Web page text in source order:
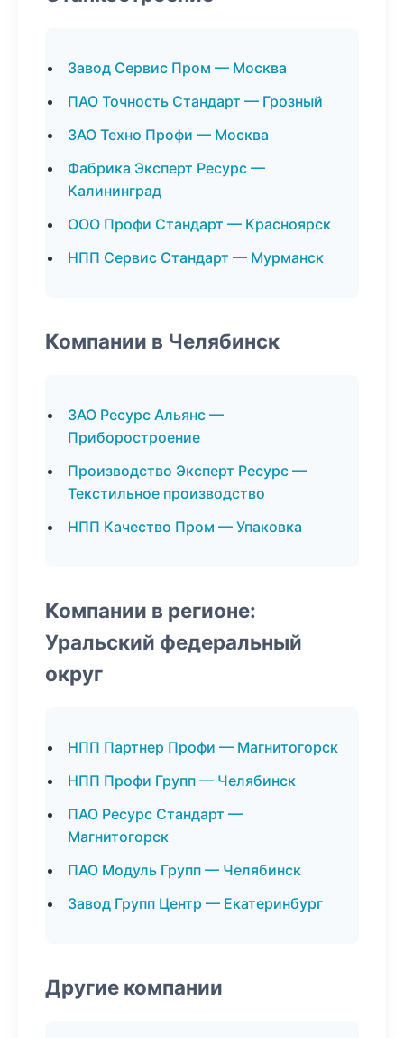
Завод Сервис Пром — Москва
ПАО Точность Стандарт — Грозный
ЗАО Техно Профи — Москва
Фабрика Эксперт Ресурс —
Калининград
ООО Профи Стандарт — Красноярск
НПП Сервис Стандарт — Мурманск
Компании в Челябинск
ЗАО Ресурс Альянс —
Приборостроение
Производство Эксперт Ресурс —
Текстильное производство
НПП Качество Пром — Упаковка
Компании в регионе:
Уральский федеральный
округ
НПП Партнер Профи — Магнитогорск
НПП Профи Групп — Челябинск
ПАО Ресурс Стандарт —
Магнитогорск
ПАО Модуль Групп — Челябинск
Завод Групп Центр — Екатеринбург
Другие компании